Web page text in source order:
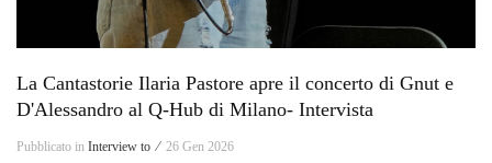
La Cantastorie Ilaria Pastore apre il concerto di Gnut e
D'Alessandro al Q-Hub di Milano- Intervista
Pubblicato in Interview to ⁄ 26 Gen 2026